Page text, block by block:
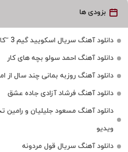
بزودی ها
دانلود آهنگ سریال اسکویید گیم 3 “کامل” آپدیت 2025
دانلود آهنگ احمد سولو بچه های کار
دانلود آهنگ روزبه بمانی چند سال از
دانلود آهنگ فرشاد آزادی جاده عشق
ویدیو
دانلود آهنگ سریال قول مردونه